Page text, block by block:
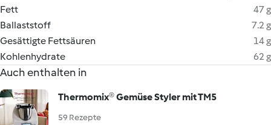
Fett
47 g
Ballaststoff
7.2 g
Gesättigte Fettsäuren
14 g
Kohlenhydrate
62 g
Auch enthalten in
Thermomix® Gemüse Styler mit TM5
59 Rezepte